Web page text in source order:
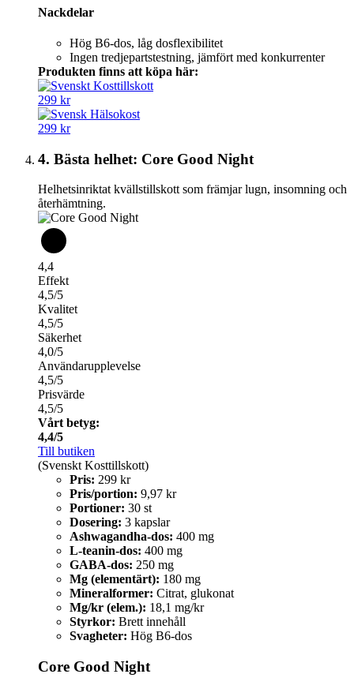
Nackdelar
Hög B6-dos, låg dosflexibilitet
Ingen tredjepartstestning, jämfört med konkurrenter
Produkten finns att köpa här:
299 kr
299 kr
4. Bästa helhet: Core Good Night
Helhetsinriktat kvällstillskott som främjar lugn, insomning och
återhämtning.
4,4
Effekt
4,5/5
Kvalitet
4,5/5
Säkerhet
4,0/5
Användarupplevelse
4,5/5
Prisvärde
4,5/5
Vårt betyg:
4,4/5
Till butiken
(Svenskt Kosttillskott)
Pris: 299 kr
Pris/portion: 9,97 kr
Portioner: 30 st
Dosering: 3 kapslar
Ashwagandha-dos: 400 mg
L-teanin-dos: 400 mg
GABA-dos: 250 mg
Mg (elementärt): 180 mg
Mineralformer: Citrat, glukonat
Mg/kr (elem.): 18,1 mg/kr
Styrkor: Brett innehåll
Svagheter: Hög B6-dos
Core Good Night